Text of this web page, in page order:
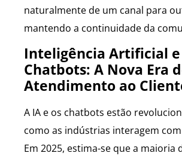
naturalmente de um canal para
mantendo a continuidade da
Inteligência Artificial e
Chatbots: A Nova Era
Atendimento ao
A IA e os chatbots estão
como as indústrias interagem
Em 2025, estima-se que a maioria